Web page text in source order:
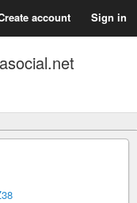
account Sign in